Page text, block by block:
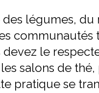
légumes, du
communautés
devez le
salons de
pratique se